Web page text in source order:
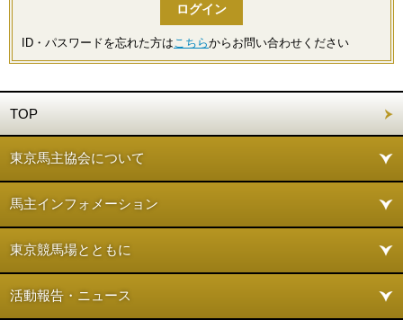
ID・パスワードを忘れた方はこちらからお問い合わせください
TOP
東京馬主協会について
馬主インフォメーション
東京競馬場とともに
活動報告・ニュース